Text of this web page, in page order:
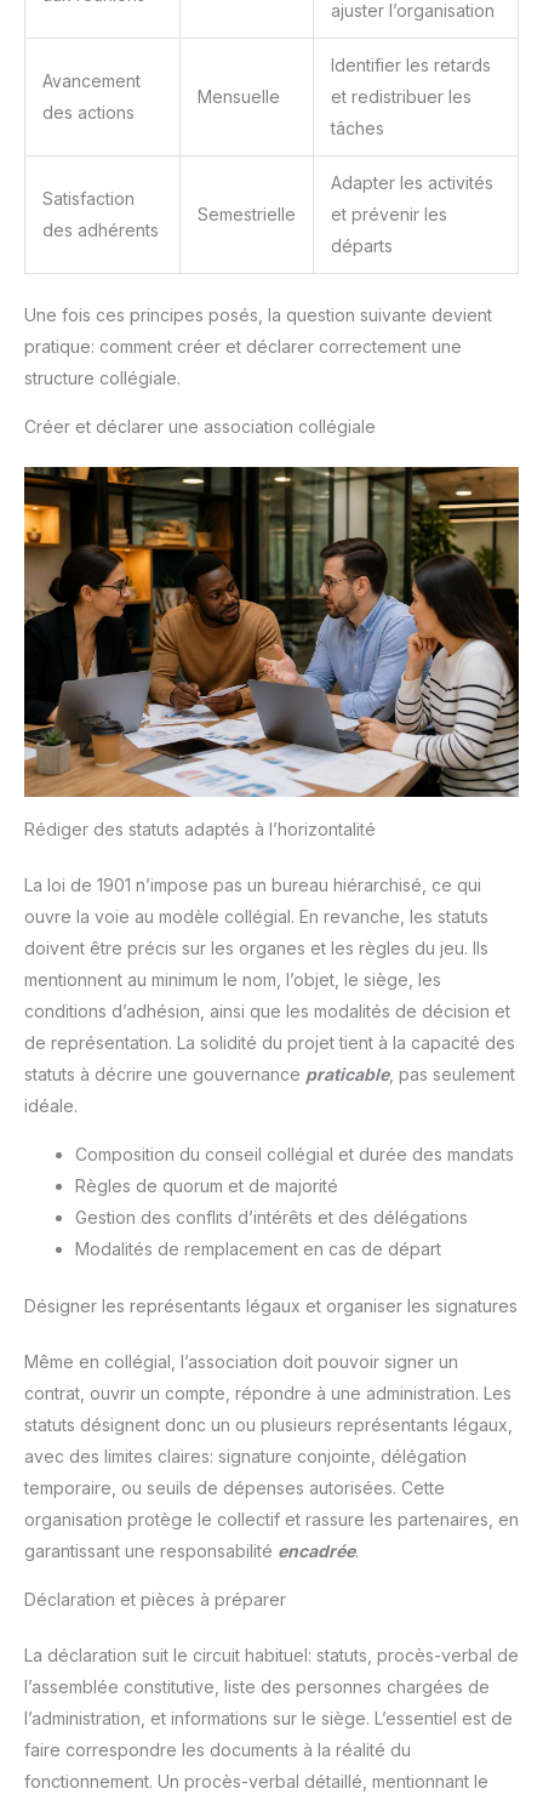
ajuster l’organisation
Avancement
des actions
Mensuelle
Identifier les retards
et redistribuer les
tâches
Satisfaction
des adhérents
Semestrielle
Adapter les activités
et prévenir les
départs
Une fois ces principes posés, la question suivante devient
pratique: comment créer et déclarer correctement une
structure collégiale.
Créer et déclarer une association collégiale
Rédiger des statuts adaptés à l’horizontalité
La loi de 1901 n’impose pas un bureau hiérarchisé, ce qui
ouvre la voie au modèle collégial. En revanche, les statuts
doivent être précis sur les organes et les règles du jeu. Ils
mentionnent au minimum le nom, l’objet, le siège, les
conditions d’adhésion, ainsi que les modalités de décision et
de représentation. La solidité du projet tient à la capacité des
statuts à décrire une gouvernance praticable, pas seulement
idéale.
Composition du conseil collégial et durée des mandats
Règles de quorum et de majorité
Gestion des conflits d’intérêts et des délégations
Modalités de remplacement en cas de départ
Désigner les représentants légaux et organiser les signatures
Même en collégial, l’association doit pouvoir signer un
contrat, ouvrir un compte, répondre à une administration. Les
statuts désignent donc un ou plusieurs représentants légaux,
avec des limites claires: signature conjointe, délégation
temporaire, ou seuils de dépenses autorisées. Cette
organisation protège le collectif et rassure les partenaires, en
garantissant une responsabilité encadrée.
Déclaration et pièces à préparer
La déclaration suit le circuit habituel: statuts, procès-verbal de
l’assemblée constitutive, liste des personnes chargées de
l’administration, et informations sur le siège. L’essentiel est de
faire correspondre les documents à la réalité du
fonctionnement. Un procès-verbal détaillé, mentionnant le